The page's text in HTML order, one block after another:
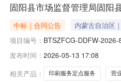
固阳县市场监督管理局固阳
中标｜合同公告 内蒙古自治区
项目编号： BTSZFCG-DDFW-2026-
发布时间： 2026-05-13 17:08
相关产品：
印刷服务定点服务 营